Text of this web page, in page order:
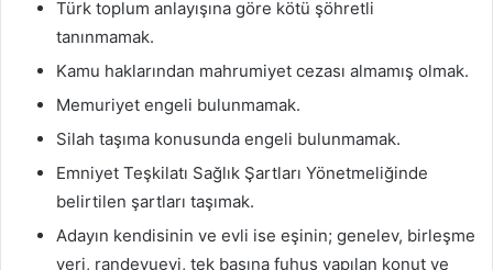
Türk toplum anlayışına göre kötü şöhretli
tanınmamak.
Kamu haklarından mahrumiyet cezası almamış olmak.
Memuriyet engeli bulunmamak.
Silah taşıma konusunda engeli bulunmamak.
Emniyet Teşkilatı Sağlık Şartları Yönetmeliğinde
belirtilen şartları taşımak.
Adayın kendisinin ve evli ise eşinin; genelev, birleşme
yeri, randevuevi, tek başına fuhuş yapılan konut ve